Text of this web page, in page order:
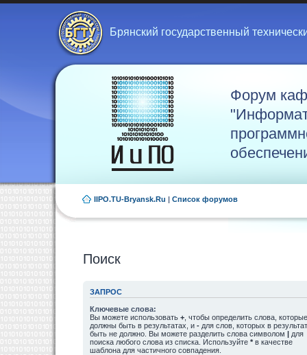
Брянский государственный
Форум
IIPO.TU-Bryansk.Ru | Список форумов
Поиск
ЗАПРОС
Ключевые слова:
Вы можете использовать + , чтобы определить слова, которые
должны быть в результатах, и - для слов, которых в
быть не должно. Вы можете разделить слова символом | для
поиска любого слова из списка. Используйте * в качестве
шаблона для частичного совпадения.